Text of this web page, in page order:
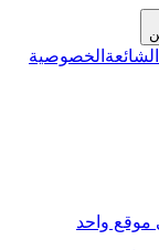
الشائعة الخصوصية
موقع واحد